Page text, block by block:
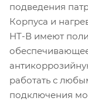
подведения
Корпуса и
НТ-В имеют
работать с
подключения